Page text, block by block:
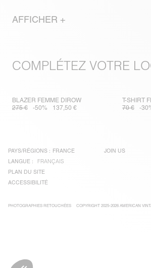
AFFICHER +
COMPLÉTEZ VOTRE
BLAZER FEMME DIROW
275 €
-50% 137,50 €
T-SHIRT
70 €
-
PAYS/RÉGIONS : FRANCE
LANGUE :
FRANÇAIS
PLAN DU SITE
ACCESSIBILITÉ
JOIN US
PHOTOGRAPHIES RETOUCHÉES COPYRIGHT 2025-2026 AMERICAN